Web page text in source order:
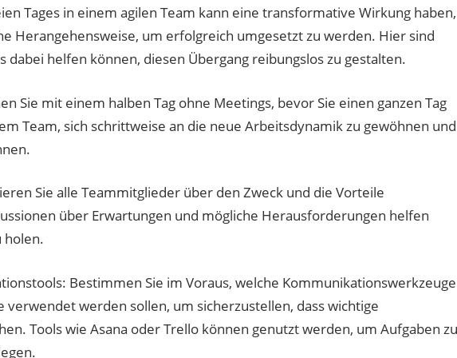
Tages in einem agilen Team kann eine transformative Wirkung haben,
Herangehensweise, um erfolgreich umgesetzt zu werden. Hier sind
dabei helfen können, diesen Übergang reibungslos zu gestalten.
Sie mit einem halben Tag ohne Meetings, bevor Sie einen ganzen Tag
Team, sich schrittweise an die neue Arbeitsdynamik zu gewöhnen und
Sie alle Teammitglieder über den Zweck und die Vorteile
über Erwartungen und mögliche Herausforderungen helfen
holen.
Bestimmen Sie im Voraus, welche Kommunikationswerkzeuge
werden sollen, um sicherzustellen, dass wichtige
Tools wie Asana oder Trello können genutzt werden, um Aufgaben zu